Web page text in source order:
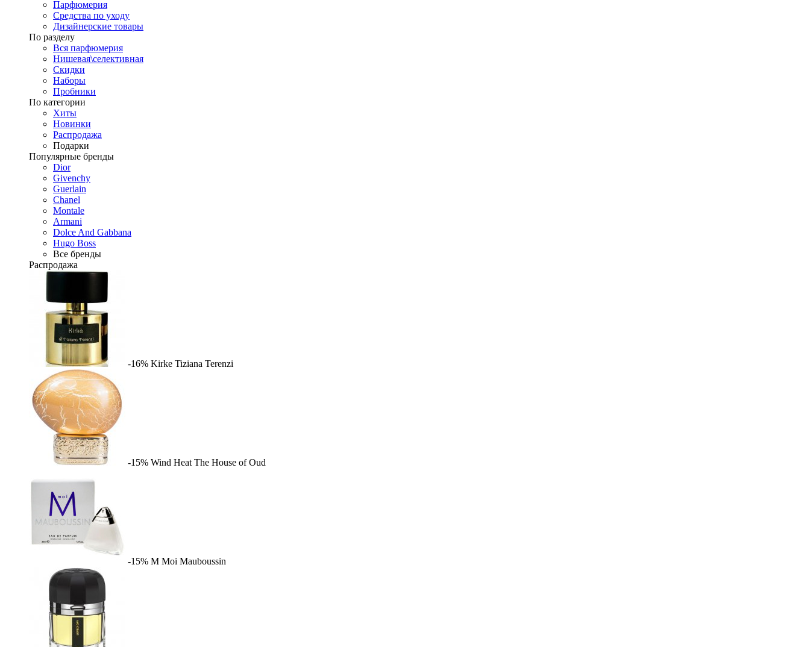
Парфюмерия
Средства по уходу
Дизайнерские товары
По разделу
Вся парфюмерия
Нишевая\селективная
Скидки
Наборы
Пробники
По категории
Хиты
Новинки
Распродажа
Подарки
Популярные бренды
Dior
Givenchy
Guerlain
Chanel
Montale
Armani
Dolce And Gabbana
Hugo Boss
Все бренды
Распродажа
-16% Kirke Tiziana Terenzi
-15% Wind Heat The House of Oud
-15% M Moi Mauboussin